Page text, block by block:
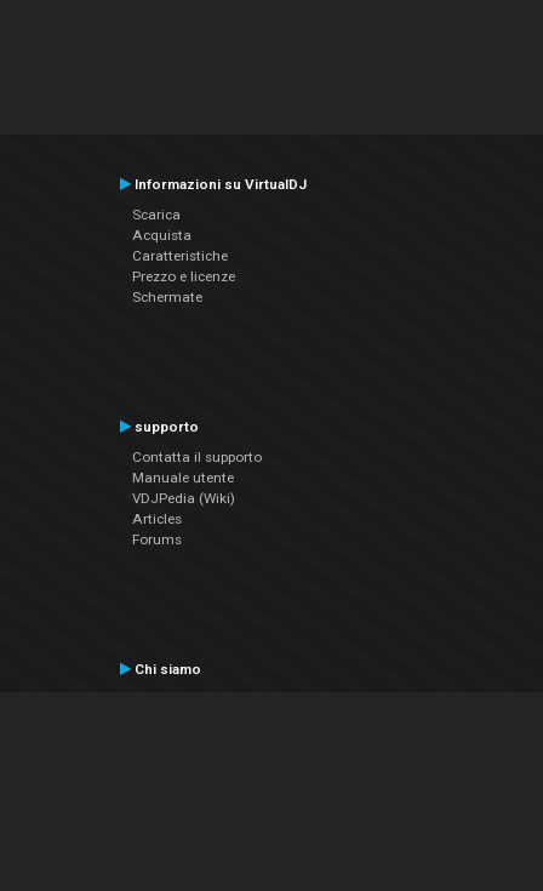
Informazioni su VirtualDJ
Scarica
Acquista
Caratteristiche
Prezzo e licenze
Schermate
supporto
Contatta il supporto
Manuale utente
VDJPedia (Wiki)
Articles
Forums
Chi siamo